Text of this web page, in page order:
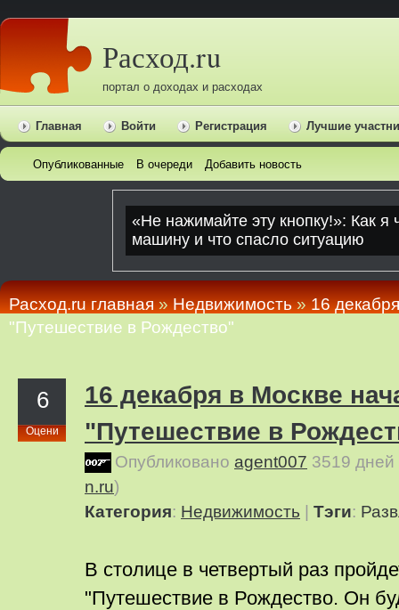
Расход.ru
портал о доходах и расходах
Главная Войти Регистрация Лучшие
Опубликованные В очереди Добавить новость
Расход.ru главная»Недвижимость»16
"Путешествие в Рождество"
6
Оцени
16 декабря в Москве
"Путешествие в
Опубликовано agent007 3519
n.ru)
Категория: Недвижимость Тэги:
В столице в четвертый раз
"Путешествие в Рождество. Он